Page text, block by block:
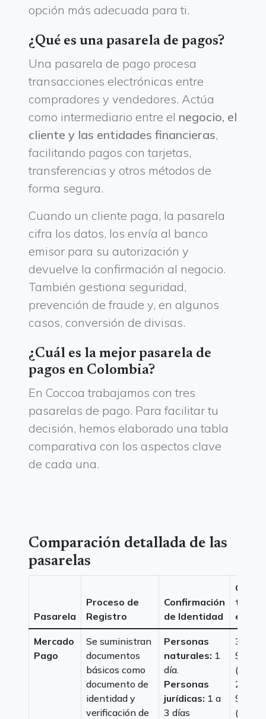
opción más adecuada para ti.
¿Qué es una pasarela de pagos?
Una pasarela de pago procesa
transacciones electrónicas entre
compradores y vendedores. Actúa
como intermediario entre el negocio, el
cliente y las entidades financieras,
facilitando pagos con tarjetas,
transferencias y otros métodos de
forma segura.
Cuando un cliente paga, la pasarela
cifra los datos, los envía al banco
emisor para su autorización y
devuelve la confirmación al negocio.
También gestiona seguridad,
prevención de fraude y, en algunos
casos, conversión de divisas.
¿Cuál es la mejor pasarela de
pagos en Colombia?
En Coccoa trabajamos con tres
pasarelas de pago. Para facilitar tu
decisión, hemos elaborado una tabla
comparativa con los aspectos clave
de cada una.
Comparación detallada de las
pasarelas
Pasarela
Proceso de
Registro
Confirmación
de Identidad
Costo
Mercado
Pago
Se suministran
documentos
básicos como
documento de
identidad y
verificación de
Personas
naturales: 1
día.
Personas
jurídicas: 1 a
3 días
3,29%
$953
2,99%
$952
(7